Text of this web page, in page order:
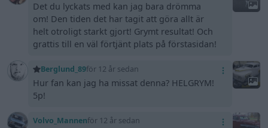
Det du lyckats med kan jag bara drömma
om! Den tiden det har tagit att göra allt är
helt otroligt starkt gjort! Grymt resultat! Och
grattis till en väl förtjänt plats på förstasidan!
Berglund_89för 12 år sedan
Hur fan kan jag ha missat denna? HELGRYM!
5p!
Volvo_Mannenför 12 år sedan